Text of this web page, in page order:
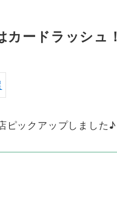
ードラッシュ！
ピックアップしました♪